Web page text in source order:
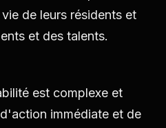
de leurs résidents et
et des talents.
est complexe et
immédiate et de